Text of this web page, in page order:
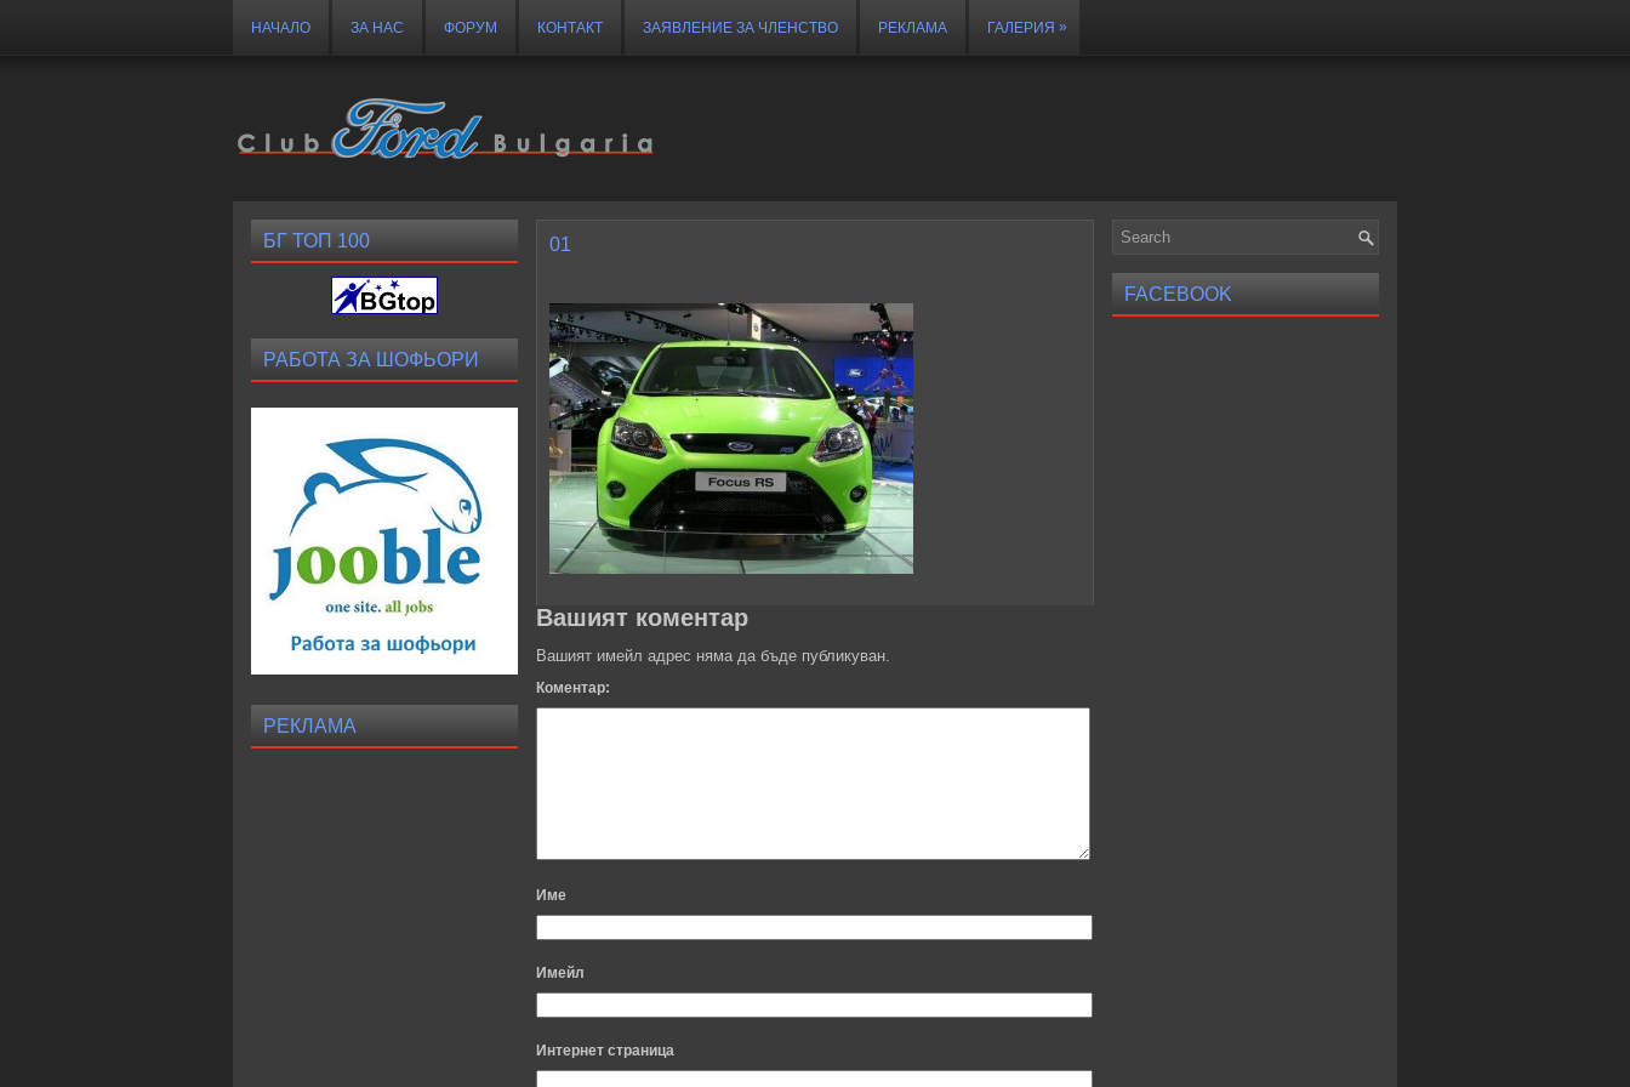
НАЧАЛО ЗА НАС ФОРУМ КОНТАКТ ЗАЯВЛЕНИЕ ЗА ЧЛЕНСТВО РЕКЛАМА ГАЛЕРИЯ »
01
Вашият коментар
Вашият имейл адрес няма да бъде публикуван.
Коментар:
Име
Имейл
Интернет страница
БГ ТОП 100
РАБОТА ЗА ШОФЬОРИ
РЕКЛАМА
FACEBOOK